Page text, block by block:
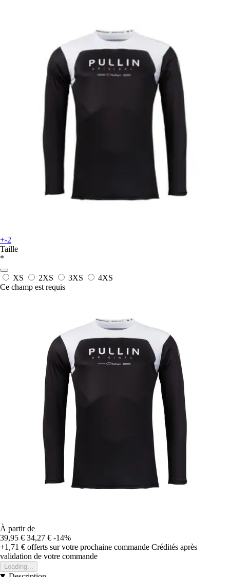
+-2
Taille
*
XS 2XS 3XS
4XS
Ce champ est requis
À partir de
39,95 € 34,27 € -14%
+1,71 € offerts sur votre prochaine commande Crédités après
validation de votre commande
Loading...